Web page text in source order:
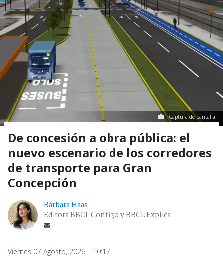
Captura de pantalla
De concesión a obra pública: el
nuevo escenario de los corredores
de transporte para Gran
Concepción
Bárbara Haas
Editora BBCL Contigo y BBCL Explica
Viernes 07 Agosto, 2026 | 10:17